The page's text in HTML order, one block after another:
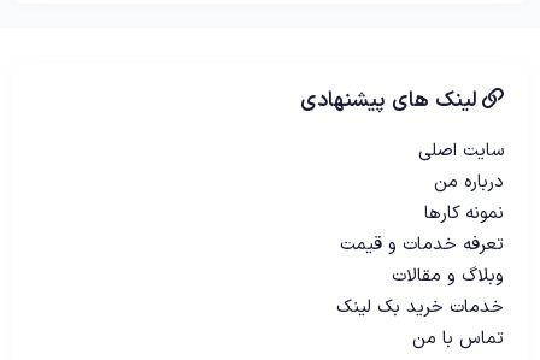
لینک های پیشنهادی
سایت اصلی
درباره من
نمونه کارها
تعرفه خدمات و قیمت
وبلاگ و مقالات
خدمات خرید بک لینک
تماس با من